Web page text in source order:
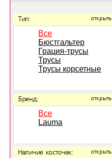
Тип: открыть
Все
Бюстгальтер
Грация-трусы
Трусы
Трусы корсетные
Бренд: открыть
Все
Lauma
Наличие косточек: открыть